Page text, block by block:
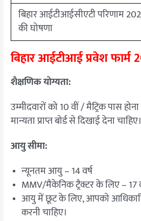
बिहार आईटीआईसीएटी परिणाम
की घोषणा
बिहार आईटीआई प्रवेश फार्म
शैक्षणिक योग्यता:
उम्मीदवारों को 10 वीं / मैट्रिक पास
मान्यता प्राप्त बोर्ड से दिखाई देना चाहिए।
आयु सीमा:
न्यूनतम आयु – 14 वर्ष
MMV/मैकेनिक ट्रैक्टर के लिए – 17
आयु में छूट के लिए, आपको
करनी चाहिए।